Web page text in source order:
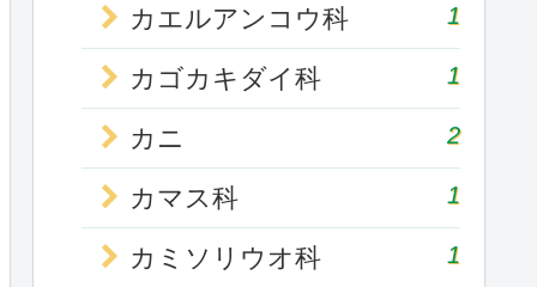
カエルアンコウ科 1
カゴカキダイ科 1
カニ 2
カマス科 1
カミソリウオ科 1